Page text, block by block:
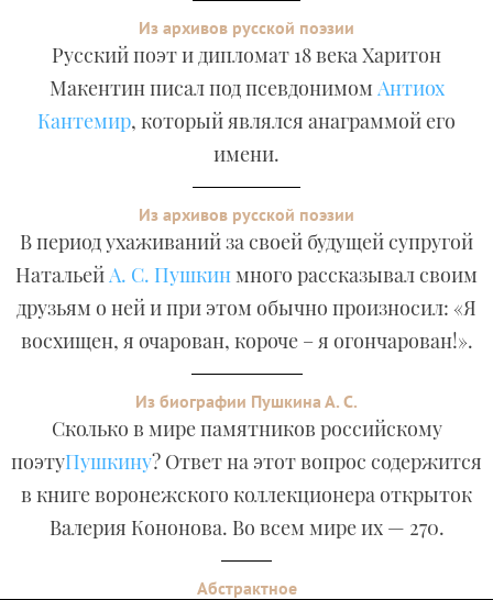
Из архивов русской поэзии
Русский поэт и дипломат 18 века Харитон
Макентин писал под псевдонимом Антиох
Кантемир, который являлся анаграммой его
имени.
Из архивов русской поэзии
В период ухаживаний за своей будущей супругой
НатальейА. С. Пушкинмного рассказывал своим
друзьям о ней и при этом обычно произносил: «Я
восхищен, я очарован, короче – я огончарован!».
Из биографии Пушкина А. С.
Сколько в мире памятников российскому
поэтуПушкину? Ответ на этот вопрос содержится
в книге воронежского коллекционера открыток
Валерия Кононова. Во всем мире их — 270.
Абстрактное